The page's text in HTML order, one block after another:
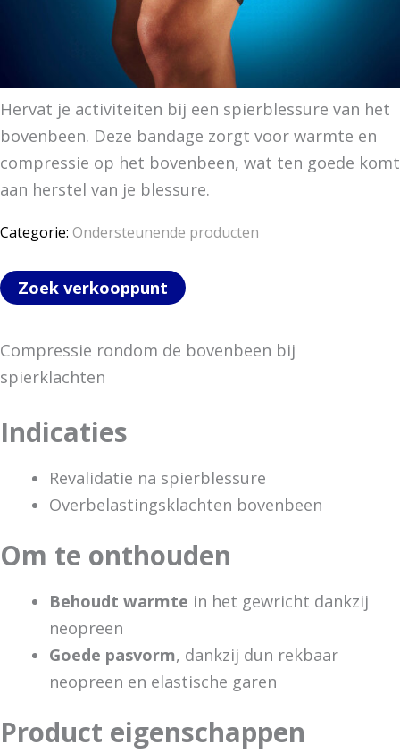
Hervat je activiteiten bij een spierblessure van het
bovenbeen. Deze bandage zorgt voor warmte en
compressie op het bovenbeen, wat ten goede komt
aan herstel van je blessure.
Categorie: Ondersteunende producten
Zoek verkooppunt
Compressie rondom de bovenbeen bij
spierklachten
Indicaties
Revalidatie na spierblessure
Overbelastingsklachten bovenbeen
Om te onthouden
Behoudt warmte in het gewricht dankzij
neopreen
Goede pasvorm, dankzij dun rekbaar
neopreen en elastische garen
Product eigenschappen